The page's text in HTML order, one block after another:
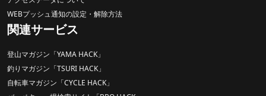
WEBプッシュ通知の設定・解除方法
関連サービス
登山マガジン「YAMA HACK」
釣りマガジン「TSURI HACK」
自転車マガジン「CYCLE HACK」